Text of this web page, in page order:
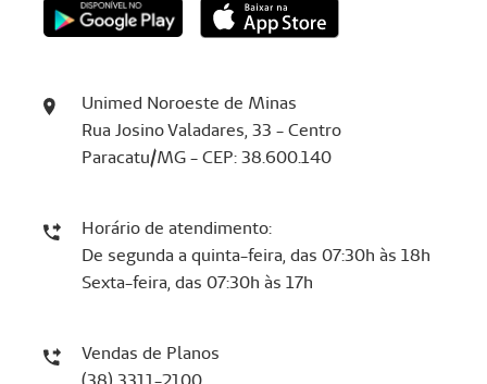
Unimed Noroeste de Minas
Rua Josino Valadares, 33 - Centro
Paracatu/MG - CEP: 38.600.140
Horário de atendimento:
De segunda a quinta-feira, das 07:30h às 18h
Sexta-feira, das 07:30h às 17h
Vendas de Planos